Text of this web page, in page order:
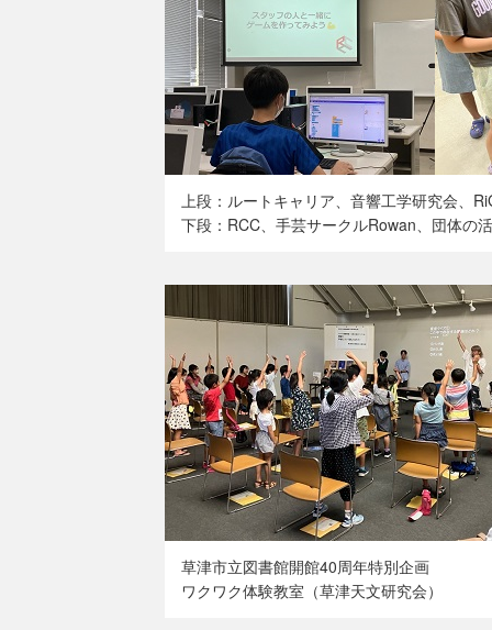
上段：ルートキャリア、音響工学研究会、
下段：RCC、手芸サークルRowan、団体の
草津市立図書館開館40周年特別企画
ワクワク体験教室（草津天文研究会）